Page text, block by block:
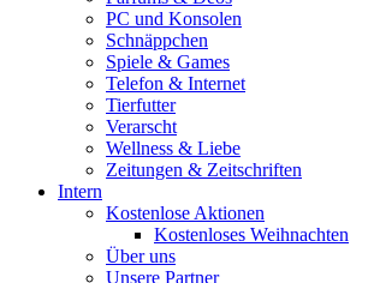
PC und Konsolen
Schnäppchen
Spiele & Games
Telefon & Internet
Tierfutter
Verarscht
Wellness & Liebe
Zeitungen & Zeitschriften
Intern
Kostenlose Aktionen
Kostenloses Weihnachten
Über uns
Unsere Partner